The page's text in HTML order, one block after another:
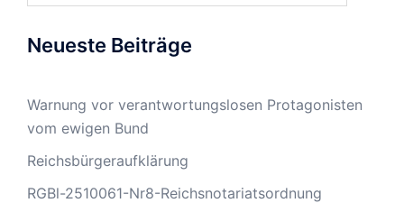
Neueste Beiträge
Warnung vor verantwortungslosen Protagonisten
vom ewigen Bund
Reichsbürgeraufklärung
RGBl-2510061-Nr8-Reichsnotariatsordnung